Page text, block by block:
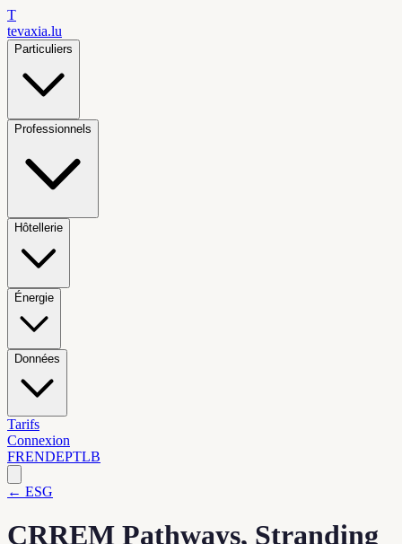
T
tevaxia.lu
Particuliers
Professionnels
Hôtellerie
Énergie
Données
Tarifs
Connexion
FRENDEPTLB
← ESG
CRREM Pathways, Stranding